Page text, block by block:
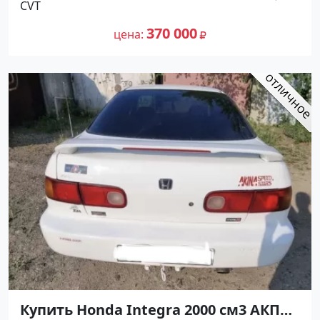
370000 рублей, объявление №27199
на сайте Авторынок23
CVT
цена 370 000
Купить Honda Integra 2000 см3 АКПП